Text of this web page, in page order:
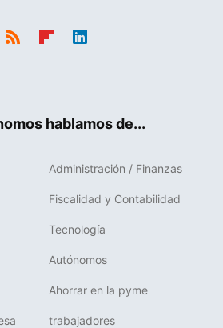
hablamos de...
Administración / Finanzas
Fiscalidad y Contabilidad
Tecnología
Autónomos
Ahorrar en la pyme
trabajadores